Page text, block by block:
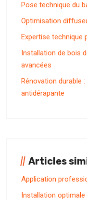
Pose technique du
Optimisation
Expertise technique
Installation de bois
avancées
Rénovation durable
antidérapante
Articles
Application
Installation optimale